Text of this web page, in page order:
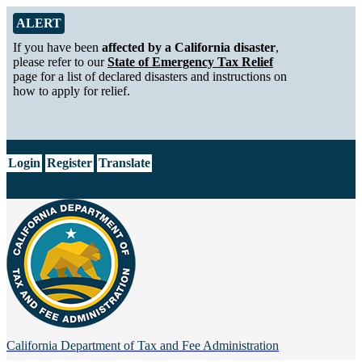
Skip to Main Content
Alert from California Department of Tax and Fee Administration
ALERT
If you have been affected by a California disaster,
please refer to ourState of Emergency Tax Relief
page for a list of declared disasters and instructions on
how to apply for relief.
Login Register Translate
California Department of Tax and Fee Administration